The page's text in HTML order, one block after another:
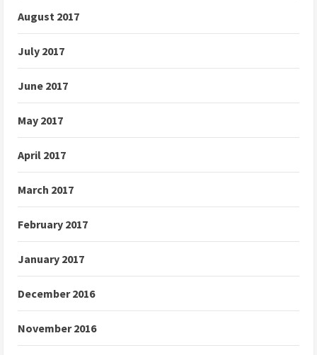
August 2017
July 2017
June 2017
May 2017
April 2017
March 2017
February 2017
January 2017
December 2016
November 2016